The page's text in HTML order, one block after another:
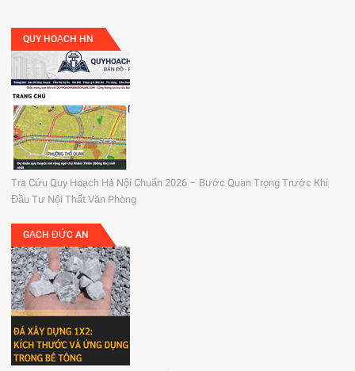
QUY HOẠCH HN
Tra Cứu Quy Hoạch Hà Nội Chuẩn 2026 – Bước Quan Trọng Trước Khi
Đầu Tư Nội Thất Văn Phòng
GẠCH ĐỨC AN